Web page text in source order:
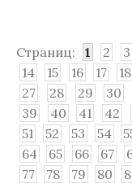
Страниц: 1 2 3
14
15 16 17 18
27
28 29 30
39
40 41 42
51
52 53 54
64
65 66 67
77
78 79 80